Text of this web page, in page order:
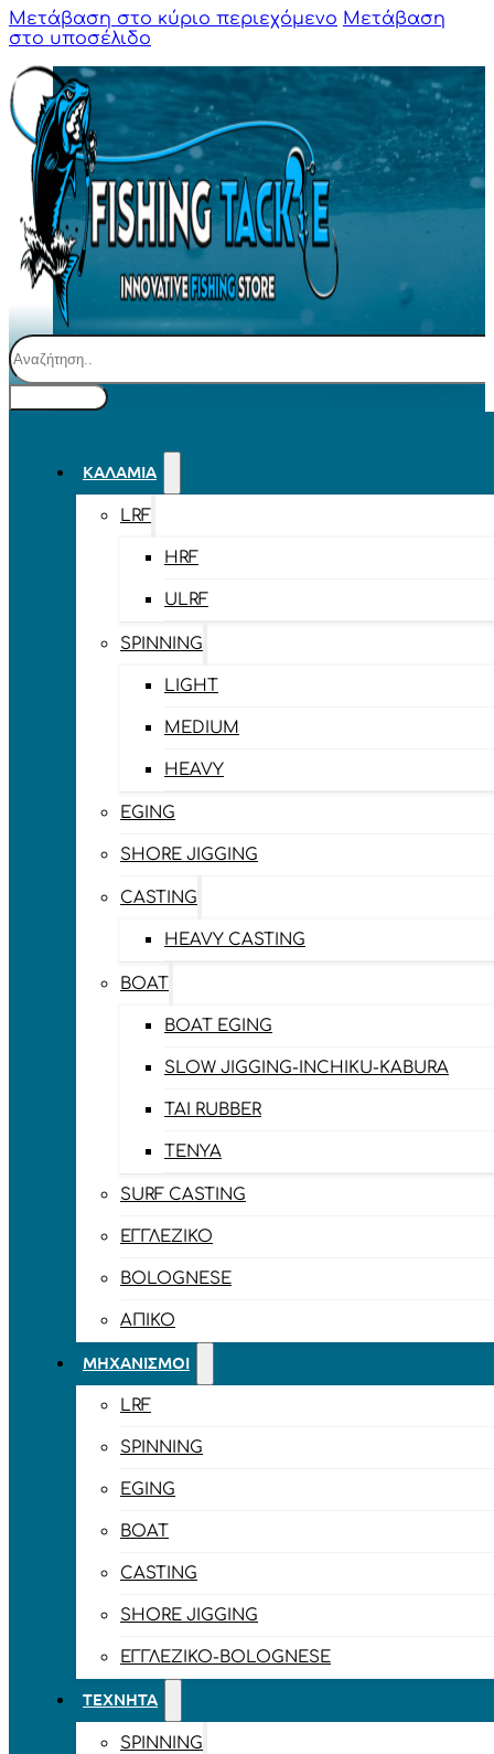
Μετάβαση στο κύριο περιεχόμενο Μετάβαση
στο υποσέλιδο
Αναζήτηση
ΚΑΛΆΜΙΑ
LRF
HRF
ULRF
SPINNING
LIGHT
MEDIUM
HEAVY
EGING
SHORE JIGGING
CASTING
HEAVY CASTING
BOAT
BOAT EGING
SLOW JIGGING-INCHIKU-KABURA
TAI RUBBER
TENYA
SURF CASTING
ΕΓΓΛΈΖΙΚΟ
BOLOGNESE
ΑΠΊΚΟ
ΜΗΧΑΝΙΣΜΟΊ
LRF
SPINNING
EGING
BOAT
CASTING
SHORE JIGGING
ΕΓΓΛΈΖΙΚΟ-BOLOGNESE
ΤΕΧΝΗΤΆ
SPINNING